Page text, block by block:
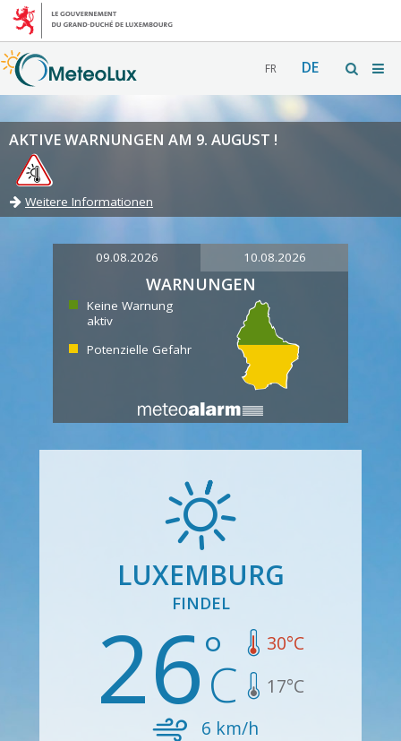
FR DE
AKTIVE WARNUNGEN AM 9. AUGUST !
Weitere Informationen
09.08.2026 10.08.2026
WARNUNGEN
Keine Warnung
aktiv
Potenzielle Gefahr
LUXEMBURG
FINDEL
26 30°C
17°C
6 km/h